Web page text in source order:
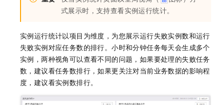
式展示时，支持查看实例运行统计。
实例运行统计以项目为维度，为您展示运行失败实例数和运行
失败实例对应任务数的排行。小时和分钟任务每天会生成多个
实例，两种视角可以查看不同的问题，如果要处理的失败任务
数，建议看任务数排行，如果更关注对当前业务数据的影响程
度，建议看实例数排行。